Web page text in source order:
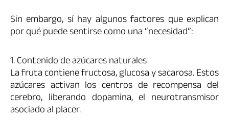
Sin embargo, sí hay algunos factores que explican
por qué puede sentirse como una “necesidad”:
1. Contenido de azúcares naturales
La fruta contiene fructosa, glucosa y sacarosa. Estos
azúcares activan los centros de recompensa del
cerebro, liberando dopamina, el neurotransmisor
asociado al placer.